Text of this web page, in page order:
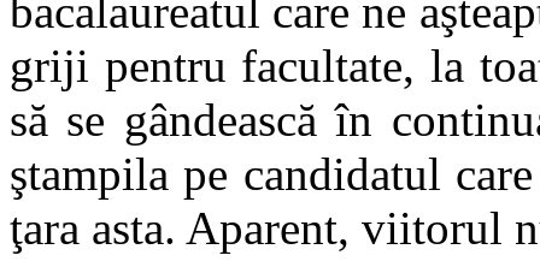
bacalaureatul care ne
griji pentru facultate, la
să se gândească în
ştampila pe candidatul
ţara asta. Aparent, viitorul